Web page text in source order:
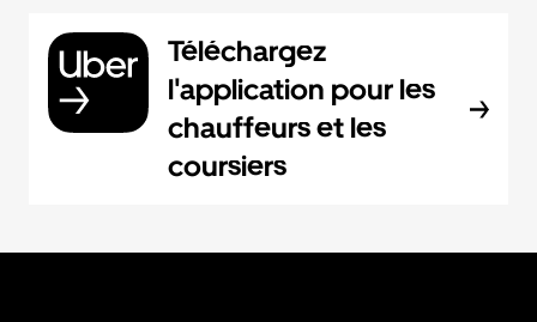
Téléchargez
l'application pour les
chauffeurs et les
coursiers